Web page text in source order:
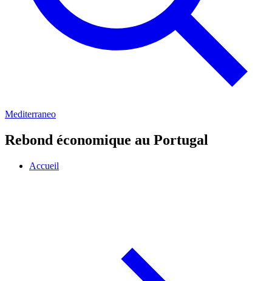
Mediterraneo
Rebond économique au Portugal
Accueil